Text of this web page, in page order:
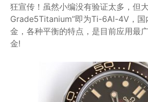
狂宣传！虽然小编没有验证太多，但
Grade5Titanium”即为Ti-6Al-4V，国
金，各种平衡的特点，是目前应用最
金!